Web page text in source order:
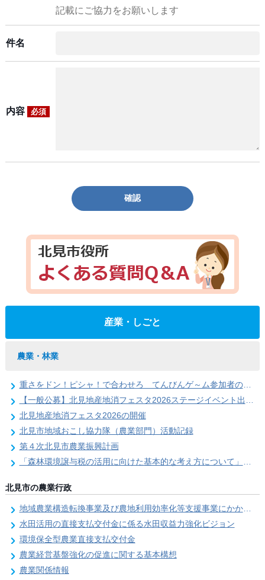
記載にご協力をお願いします
件名
内容 必須
確認
産業・しごと
農業・林業
重さをドン！ピシャ！で合わせろ てんびんゲ～ム参加者の募集（北見地産地消フェスタ2026）
【一般公募】北見地産地消フェスタ2026ステージイベント出演者の募集
北見地産地消フェスタ2026の開催
北見市地域おこし協力隊（農業部門）活動記録
第４次北見市農業振興計画
「森林環境譲与税の活用に向けた基本的な考え方について」を策定しました
北見市の農業行政
地域農業構造転換事業及び農地利用効率化等支援事業にかかる要望調査
水田活用の直接支払交付金に係る水田収益力強化ビジョン
環境保全型農業直接支払交付金
農業経営基盤強化の促進に関する基本構想
農業関係情報